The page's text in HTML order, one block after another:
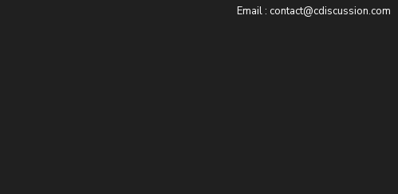
Email : contact@cdiscussion.com